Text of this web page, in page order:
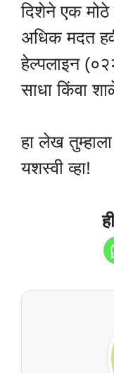
दिशेने एक
अधिक मदत
हेल्पलाइन
साधा किंवा
हा लेख
यशस्वी व्हा!